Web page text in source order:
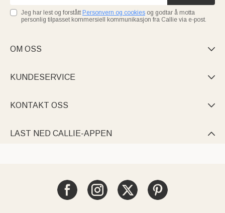
Jeg har lest og forstått Personvern og cookies og godtar å motta
personlig tilpasset kommersiell kommunikasjon fra Callie via e-post.
OM OSS 
KUNDESERVICE 
KONTAKT OSS 
LAST NED CALLIE-APPEN 